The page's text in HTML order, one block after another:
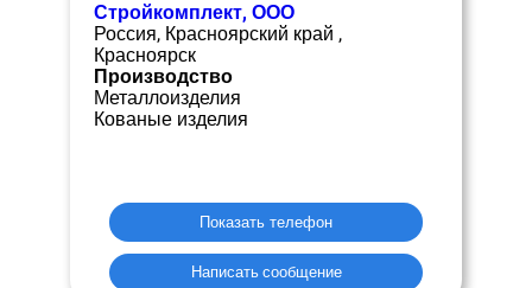
Стройкомплект, ООО
Россия, Красноярский край ,
Красноярск
Производство
Металлоизделия
Кованые изделия
Показать телефон
Написать сообщение